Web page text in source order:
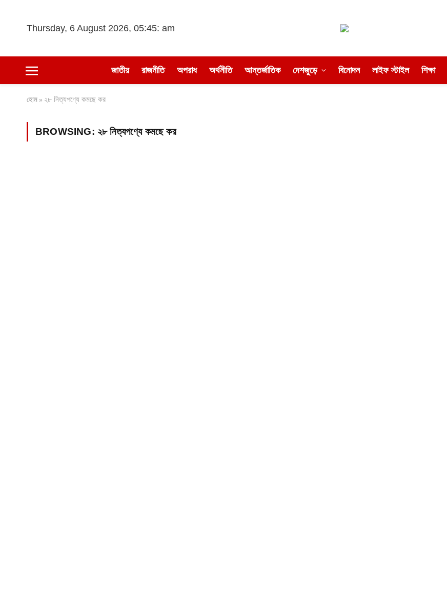
Thursday, 6 August 2026, 05:45: am
জাতীয় রাজনীতি অপরাধ অর্থনীতি আন্তর্জাতিক দেশজুড়ে বিনোদন লাইফ স্টাইল শিক্ষা
হোম » ২৮ নিত্যপণ্যে কমছে কর
BROWSING: ২৮ নিত্যপণ্যে কমছে কর